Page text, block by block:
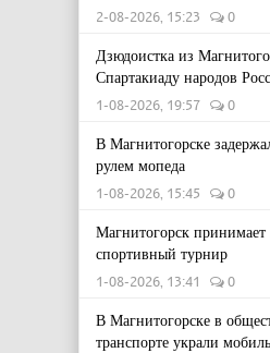
2-08-2026, 15:23 0
Дзюдоистка из
Спартакиаду народов
1-08-2026, 19:57 0
В Магнитогорске
рулем мопеда
1-08-2026, 15:45 0
Магнитогорск
спортивный турнир
1-08-2026, 13:41 0
В Магнитогорске в
транспорте украли